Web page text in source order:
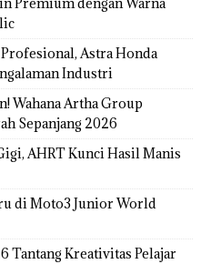
Astra Honda
Industri
Wahana Artha Group
Sepanjang 2026
AHRT Kunci Hasil Manis
di Moto3 Junior World
Tantang Kreativitas Pelajar